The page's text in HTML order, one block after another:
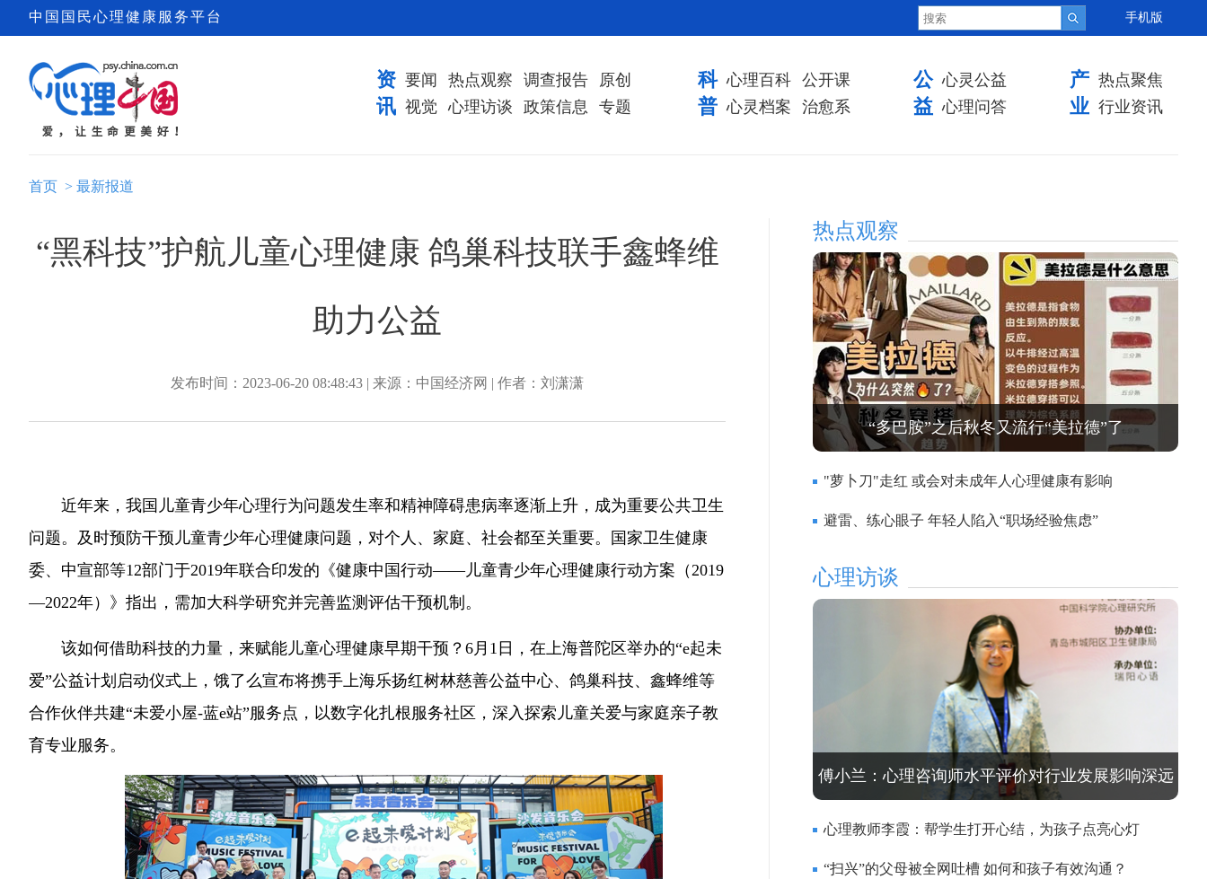
中国国民心理健康服务平台 手机版
资
讯
要闻 热点观察 调查报告
原创
视觉 心理访谈 政策信息 专题
科
普
心理百科 公开课
心灵档案
治愈系
公
益
心灵公益
心理问答
产
业
热点聚焦
行业资讯
首页 > 最新报道
“黑科技”护航儿童心理健康 鸽巢科技联手鑫蜂维
助力公益
发布时间：2023-06-20 08:48:43 | 来源：中国经济网 | 作者：刘潇潇
近年来，我国儿童青少年心理行为问题发生率和精神障碍患病率逐渐上升，成为重要公共卫生
问题。及时预防干预儿童青少年心理健康问题，对个人、家庭、社会都至关重要。国家卫生健康
委、中宣部等12部门于2019年联合印发的《健康中国行动——儿童青少年心理健康行动方案（2019
—2022年）》指出，需加大科学研究并完善监测评估干预机制。
该如何借助科技的力量，来赋能儿童心理健康早期干预？6月1日，在上海普陀区举办的“e起未
爱”公益计划启动仪式上，饿了么宣布将携手上海乐扬红树林慈善公益中心、鸽巢科技、鑫蜂维等
合作伙伴共建“未爱小屋-蓝e站”服务点，以数字化扎根服务社区，深入探索儿童关爱与家庭亲子教
育专业服务。
热点观察
“多巴胺”之后秋冬又流行“美拉德”了
"萝卜刀"走红 或会对未成年人心理健康有影响
避雷、练心眼子 年轻人陷入“职场经验焦虑”
心理访谈
傅小兰：心理咨询师水平评价对行业发展影响深远
心理教师李霞：帮学生打开心结，为孩子点亮心灯
“扫兴”的父母被全网吐槽 如何和孩子有效沟通？